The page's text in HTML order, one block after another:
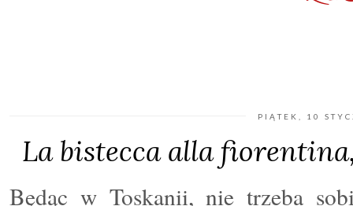
PIĄTEK, 10
La bistecca alla
Będąc w Toskanii, nie trzeba